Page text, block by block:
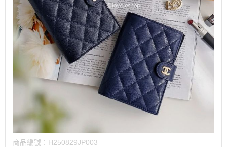
商品編號： H250829JP003